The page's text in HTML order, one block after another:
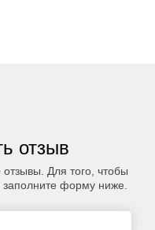
отзыв
Для того, чтобы
заполните форму ниже.